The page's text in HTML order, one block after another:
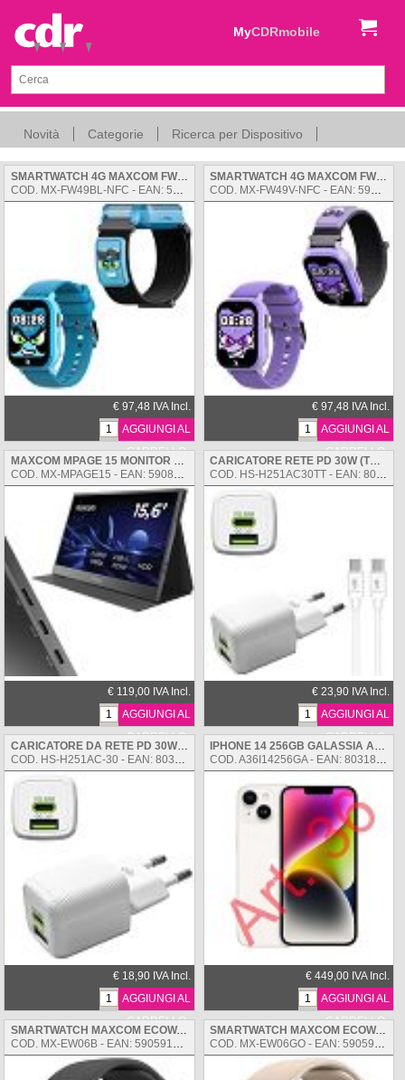
MyCDRmobile
Novità Categorie Ricerca per Dispositivo
SMARTWATCH 4G MAXCOM FW49 KIDDO2 - GPS, BLUE + CINTURINO DI PAGAMENTO NFC
COD. MX-FW49BL-NFC - EAN: 5908235970882
€ 97,48 IVA Incl.
AGGIUNGI AL
CARRELLO
SMARTWATCH 4G MAXCOM FW49 KIDDO2 - GPS, VIOLET + CINTURINO DI PAGAMENTO NFC
COD. MX-FW49V-NFC - EAN: 5908235970899
€ 97,48 IVA Incl.
AGGIUNGI AL
CARRELLO
MAXCOM MPAGE 15 MONITOR PORTATILE DA 15,6 POLLICI CON CUSTODIA INTEGRATA
COD. MX-MPAGE15 - EAN: 5908235970929
€ 119,00 IVA Incl.
AGGIUNGI AL
CARRELLO
CARICATORE RETE PD 30W (TYPE-C PD 30W + USB 18W 3A) CON CAVO TYPEC - TYPEC 1M WHITE
COD. HS-H251AC30TT - EAN: 8031898221309
€ 23,90 IVA Incl.
AGGIUNGI AL
CARRELLO
CARICATORE DA RETE PD 30W GAN (TYPE-C PD FAST 30W + USB-A 18W 3A) WHITE
COD. HS-H251AC-30 - EAN: 8031898220999
€ 18,90 IVA Incl.
AGGIUNGI AL
CARRELLO
COD. A36I14256GA - EAN: 8031898216022
€ 449,00 IVA Incl.
AGGIUNGI AL
CARRELLO
SMARTWATCH MAXCOM ECOWATCH 06 BLACK
COD. MX-EW06B - EAN: 5905913006062
SMARTWATCH MAXCOM ECOWATCH 06 GOLD
COD. MX-EW06GO - EAN: 5905913006079